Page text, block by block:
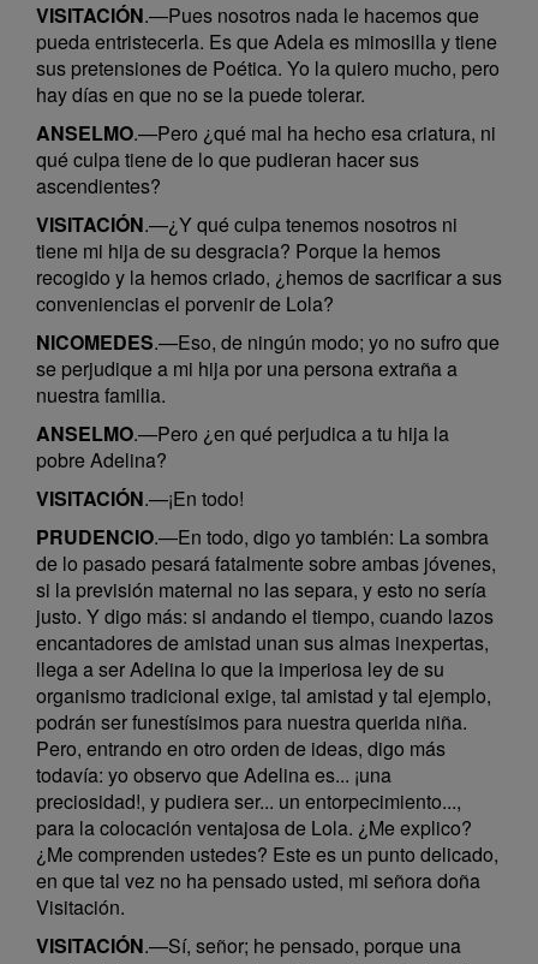
VISITACIÓN.—Pues nosotros nada le hacemos que
pueda entristecerla. Es que Adela es mimosilla y tiene
sus pretensiones de Poética. Yo la quiero mucho, pero
hay días en que no se la puede tolerar.
ANSELMO.—Pero ¿qué mal ha hecho esa criatura, ni
qué culpa tiene de lo que pudieran hacer sus
ascendientes?
VISITACIÓN.—¿Y qué culpa tenemos nosotros ni
tiene mi hija de su desgracia? Porque la hemos
recogido y la hemos criado, ¿hemos de sacrificar a sus
conveniencias el porvenir de Lola?
NICOMEDES.—Eso, de ningún modo; yo no sufro que
se perjudique a mi hija por una persona extraña a
nuestra familia.
ANSELMO.—Pero ¿en qué perjudica a tu hija la
pobre Adelina?
VISITACIÓN.—¡En todo!
PRUDENCIO.—En todo, digo yo también: La sombra
de lo pasado pesará fatalmente sobre ambas jóvenes,
si la previsión maternal no las separa, y esto no sería
justo. Y digo más: si andando el tiempo, cuando lazos
encantadores de amistad unan sus almas inexpertas,
llega a ser Adelina lo que la imperiosa ley de su
organismo tradicional exige, tal amistad y tal ejemplo,
podrán ser funestísimos para nuestra querida niña.
Pero, entrando en otro orden de ideas, digo más
todavía: yo observo que Adelina es... ¡una
preciosidad!, y pudiera ser... un entorpecimiento...,
para la colocación ventajosa de Lola. ¿Me explico?
¿Me comprenden ustedes? Este es un punto delicado,
en que tal vez no ha pensado usted, mi señora doña
Visitación.
VISITACIÓN.—Sí, señor; he pensado, porque una